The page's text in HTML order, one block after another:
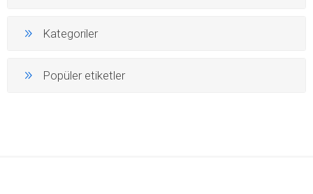
Kategoriler
Popüler etiketler